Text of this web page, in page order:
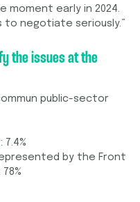
early in 2024.
to negotiate seriously.”
the issues at the
public-sector
by the Front